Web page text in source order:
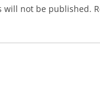
will not be published.